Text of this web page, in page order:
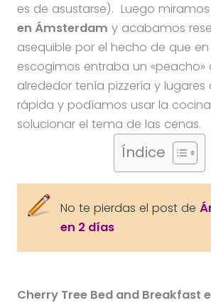
es de asustarse). Luego miramos
en Ámsterdam y acabamos
asequible por el hecho de que
escogimos entraba un «peacho»
alrededor tenía pizzería y
rápida y podíamos usar la
solucionar el tema de las cenas.
Índice
No te pierdas el post de
en 2 días
Cherry Tree Bed and Breakfast